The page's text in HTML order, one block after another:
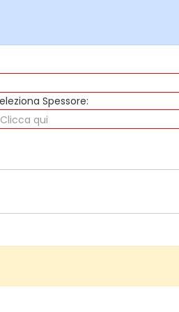
Spessore:
Clicca qui